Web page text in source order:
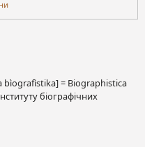
bìografìstika] = Biographistica
біографічних